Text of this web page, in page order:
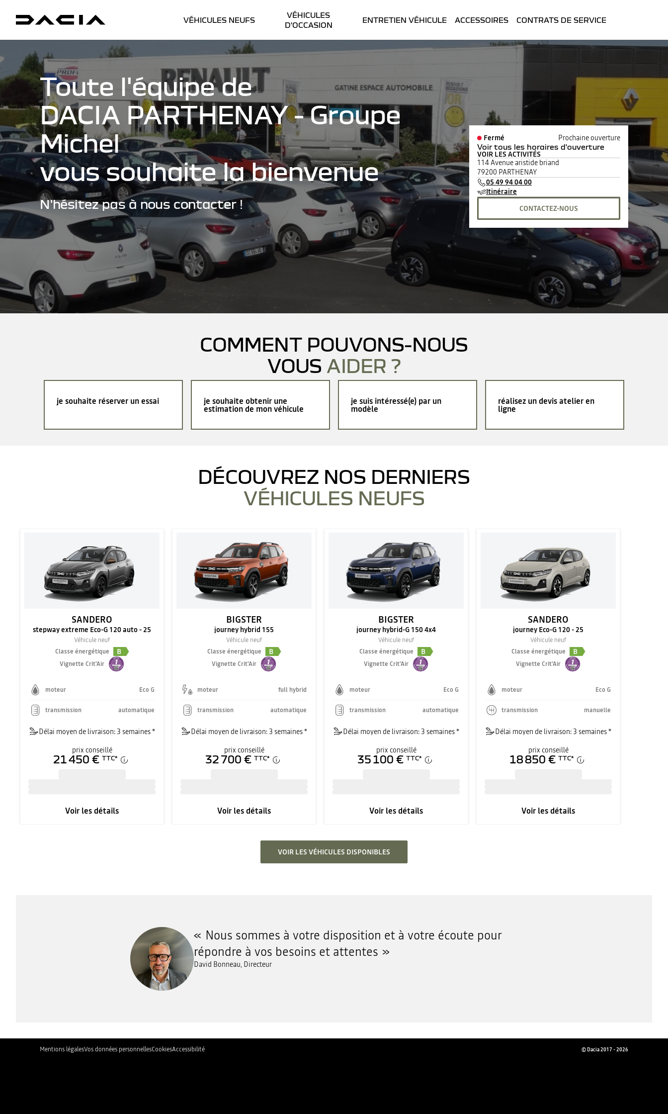
VÉHICULES NEUFS
VÉHICULES
D'OCCASION
ENTRETIEN VÉHICULE ACCESSOIRES CONTRATS DE SERVICE
Toute l'équipe de
DACIA PARTHENAY - Groupe
Michel
vous souhaite la bienvenue
N'hésitez pas à nous contacter !
Fermé Prochaine ouverture
Voir tous les horaires d'ouverture
lundi 08:30 - 12:0014:00 - 19:00
mardi
08:30 - 12:00
mercredi
jeudi
vendredi
VOIR LES ACTIVITÉS
114 Avenue aristide briand
79200 PARTHENAY
05 49 94 04 00
Itinéraire
CONTACTEZ-NOUS
COMMENT POUVONS-NOUS
VOUS AIDER ?
je souhaite réserver un essai je souhaite obtenir une
estimation de mon véhicule
je suis intéressé(e) par un
modèle
réalisez un devis atelier en
ligne
DÉCOUVREZ NOS DERNIERS
VÉHICULES NEUFS
SANDERO
stepway extreme Eco-G 120 auto - 25
Véhicule neuf
Classe énergétique
B
Vignette Crit'Air
moteur Eco G
transmission automatique
Délai moyen de livraison: 3 semaines *
prix conseillé
21 450 € TTC*
Voir les détails
BIGSTER
journey hybrid 155
Véhicule neuf
Classe énergétique
B
Vignette Crit'Air
moteur full hybrid
transmission automatique
Délai moyen de livraison: 3 semaines *
prix conseillé
32 700 € TTC*
Voir les détails
BIGSTER
journey hybrid-G 150 4x4
Véhicule neuf
Classe énergétique
B
Vignette Crit'Air
moteur Eco G
transmission automatique
Délai moyen de livraison: 3 semaines *
prix conseillé
35 100 € TTC*
Voir les détails
SANDERO
journey Eco-G 120 - 25
Véhicule neuf
Classe énergétique
B
Vignette Crit'Air
moteur Eco G
transmission manuelle
Délai moyen de livraison: 3 semaines *
prix conseillé
18 850 € TTC*
Voir les détails
VOIR LES VÉHICULES DISPONIBLES
Nous sommes à votre disposition et à votre écoute pour
répondre à vos besoins et attentes
David Bonneau, Directeur
Mentions légalesVos données personnellesCookiesAccessibilité © Dacia 2017 - 2026